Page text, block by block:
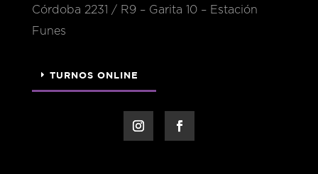
Córdoba 2231 / R9 – Garita 10 – Estación
Funes
TURNOS ONLINE